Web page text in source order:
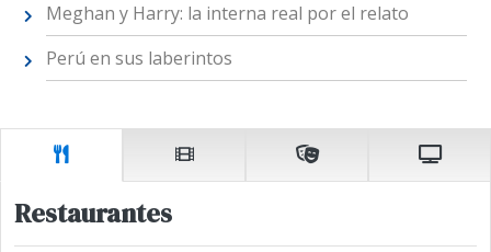
Meghan y Harry: la interna real por el relato
Perú en sus laberintos
Restaurantes